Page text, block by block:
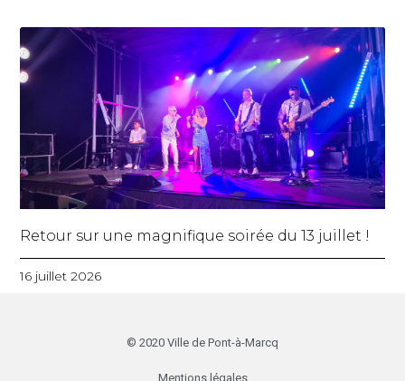
Retour sur une magnifique soirée du 13 juillet !
16 juillet 2026
© 2020 Ville de Pont-à-Marcq
Mentions légales